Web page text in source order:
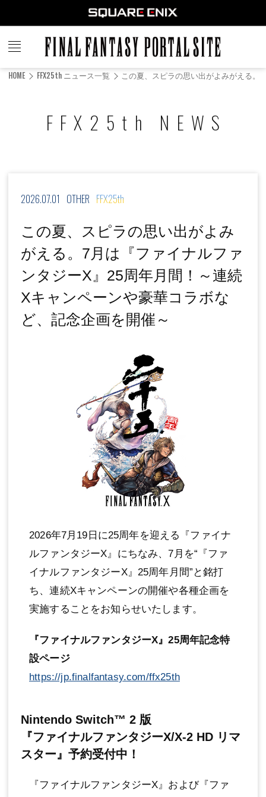
FINAL
FANTASY
HOME FFX25th ニュース一覧 この夏、スピラの思い出がよみがえる。
FFX25th NEWS
OTHER FFX25th
2026.07.01
この夏、スピラの思い出がよみ
がえる。7月は『ファイナルファ
ンタジーX』25周年月間！～連続
Xキャンペーンや豪華コラボな
ど、記念企画を開催～
2026年7月19日に25周年を迎える『ファイナ
ルファンタジーX』にちなみ、7月を“『ファ
イナルファンタジーX』25周年月間”と銘打
ち、連続Xキャンペーンの開催や各種企画を
実施することをお知らせいたします。
『ファイナルファンタジーX』25周年記念特
設ページ
https://jp.finalfantasy.com/ffx25th
Nintendo Switch™ 2 版
『ファイナルファンタジーX/X-2 HD リマ
スター』予約受付中！
『ファイナルファンタジーX』および『ファ